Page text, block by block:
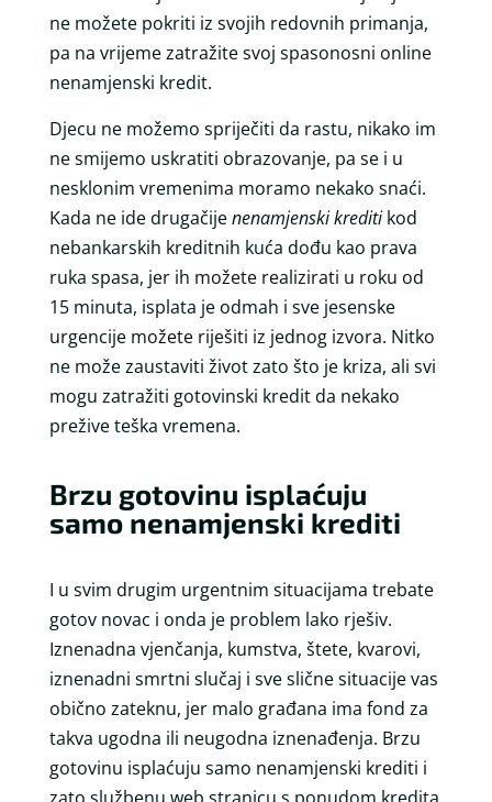
ne možete pokriti iz svojih redovnih primanja,
pa na vrijeme zatražite svoj spasonosni online
nenamjenski kredit.
Djecu ne možemo spriječiti da rastu, nikako im
ne smijemo uskratiti obrazovanje, pa se i u
nesklonim vremenima moramo nekako snaći.
Kada ne ide drugačijenenamjenski kreditikod
nebankarskih kreditnih kuća dođu kao prava
ruka spasa, jer ih možete realizirati u roku od
15 minuta, isplata je odmah i sve jesenske
urgencije možete riješiti iz jednog izvora. Nitko
ne može zaustaviti život zato što je kriza, ali svi
mogu zatražiti gotovinski kredit da nekako
prežive teška vremena.
Brzu gotovinu isplaćuju
samo nenamjenski krediti
I u svim drugim urgentnim situacijama trebate
gotov novac i onda je problem lako rješiv.
Iznenadna vjenčanja, kumstva, štete, kvarovi,
iznenadni smrtni slučaj i sve slične situacije vas
obično zateknu, jer malo građana ima fond za
takva ugodna ili neugodna iznenađenja. Brzu
gotovinu isplaćuju samo nenamjenski krediti i